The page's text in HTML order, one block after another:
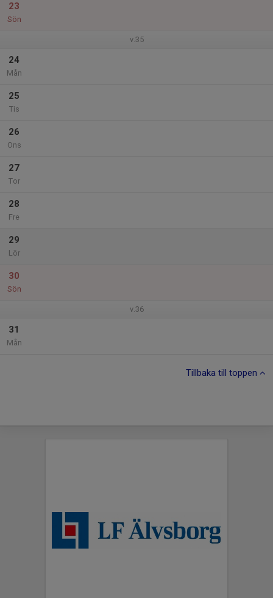
23
Sön
v.35
24
Mån
25
Tis
26
Ons
27
Tor
28
Fre
29
Lör
30
Sön
v.36
31
Mån
Tillbaka till toppen